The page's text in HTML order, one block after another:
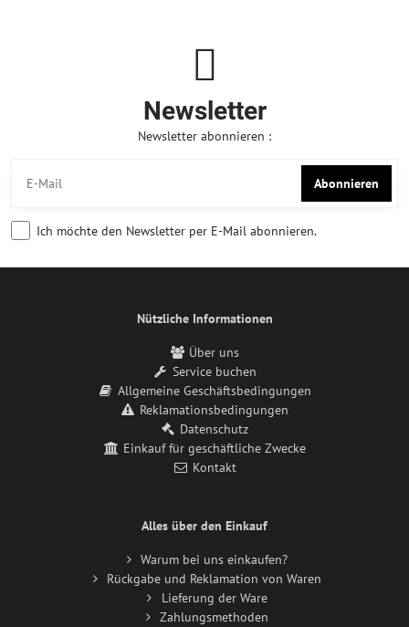
Newsletter
Newsletter abonnieren :
Abonnieren
Ich möchte den Newsletter per E-Mail abonnieren.
Nützliche Informationen
Über uns
Service buchen
Allgemeine Geschäftsbedingungen
Reklamationsbedingungen
Datenschutz
Einkauf für geschäftliche Zwecke
Kontakt
Alles über den Einkauf
Warum bei uns einkaufen?
Rückgabe und Reklamation von Waren
Lieferung der Ware
Zahlungsmethoden